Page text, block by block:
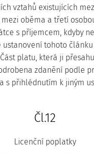
vztahů existujících
oběma a třetí
s příjemcem, kdyby
ustanovení tohoto
platu, která ji
zdanění podle
s přihlédnutím k jiným
Čl.12
Licenční poplatky